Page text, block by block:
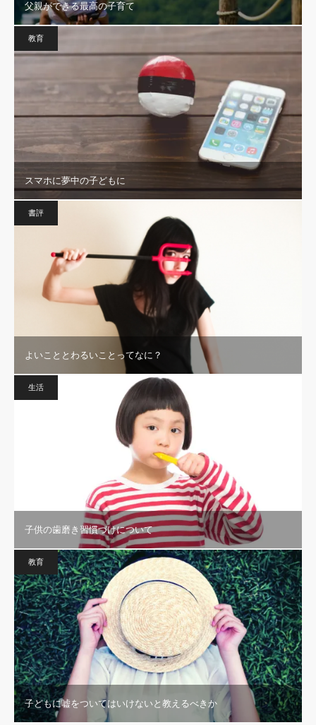
父親ができる最高の子育て
教育
スマホに夢中の子どもに
書評
よいこととわるいことってなに？
生活
子供の歯磨き習慣づけについて
教育
子どもに嘘をついてはいけないと教えるべきか